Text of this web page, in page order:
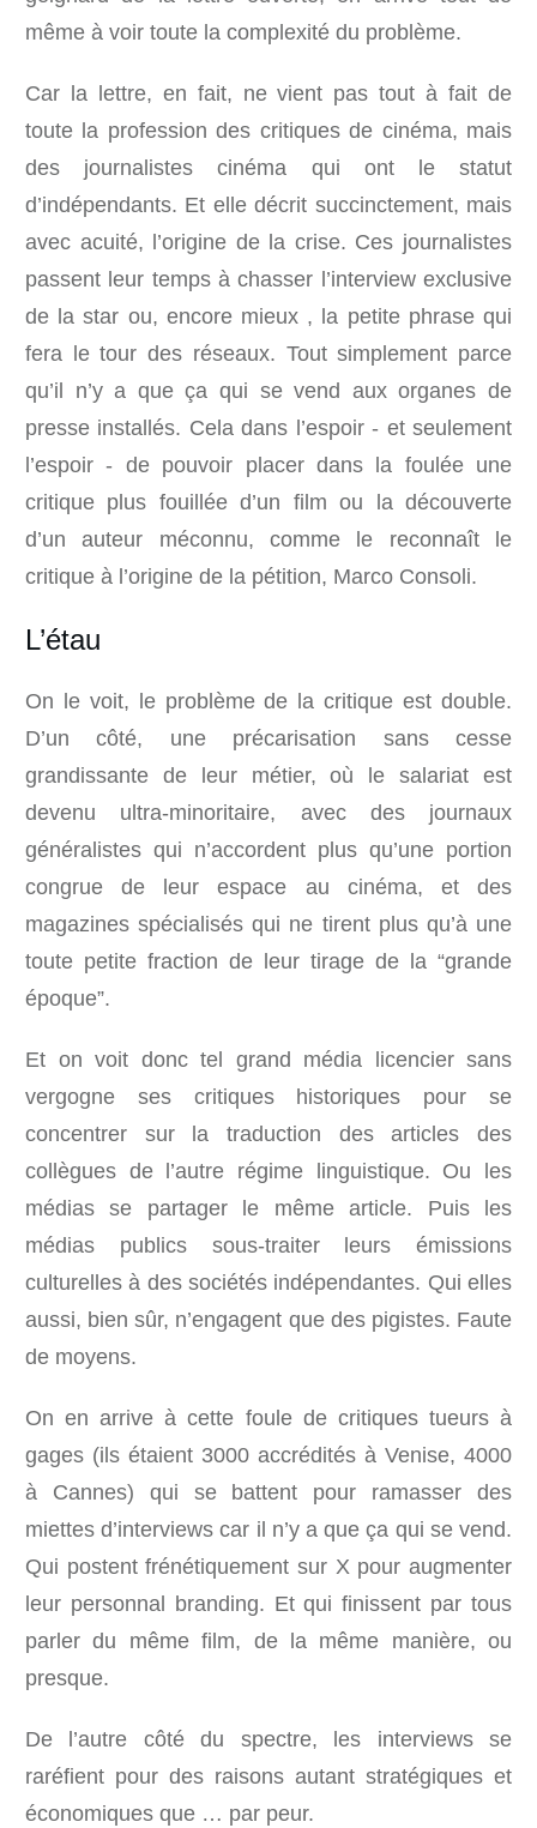
même à voir toute la complexité du problème.
Car la lettre, en fait, ne vient pas tout à fait de
toute la profession des critiques de cinéma, mais
des journalistes cinéma qui ont le statut
d’indépendants. Et elle décrit succinctement, mais
avec acuité, l’origine de la crise. Ces journalistes
passent leur temps à chasser l’interview exclusive
de la star ou, encore mieux , la petite phrase qui
fera le tour des réseaux. Tout simplement parce
qu’il n’y a que ça qui se vend aux organes de
presse installés. Cela dans l’espoir - et seulement
l’espoir - de pouvoir placer dans la foulée une
critique plus fouillée d’un film ou la découverte
d’un auteur méconnu, comme le reconnaît le
critique à l’origine de la pétition, Marco Consoli.
L’étau
On le voit, le problème de la critique est double.
D’un côté, une précarisation sans cesse
grandissante de leur métier, où le salariat est
devenu ultra-minoritaire, avec des journaux
généralistes qui n’accordent plus qu’une portion
congrue de leur espace au cinéma, et des
magazines spécialisés qui ne tirent plus qu’à une
toute petite fraction de leur tirage de la “grande
époque”.
Et on voit donc tel grand média licencier sans
vergogne ses critiques historiques pour se
concentrer sur la traduction des articles des
collègues de l’autre régime linguistique. Ou les
médias se partager le même article. Puis les
médias publics sous-traiter leurs émissions
culturelles à des sociétés indépendantes. Qui elles
aussi, bien sûr, n’engagent que des pigistes. Faute
de moyens.
On en arrive à cette foule de critiques tueurs à
gages (ils étaient 3000 accrédités à Venise, 4000
à Cannes) qui se battent pour ramasser des
miettes d’interviews car il n’y a que ça qui se vend.
Qui postent frénétiquement sur X pour augmenter
leur personnal branding. Et qui finissent par tous
parler du même film, de la même manière, ou
presque.
De l’autre côté du spectre, les interviews se
raréfient pour des raisons autant stratégiques et
économiques que … par peur.